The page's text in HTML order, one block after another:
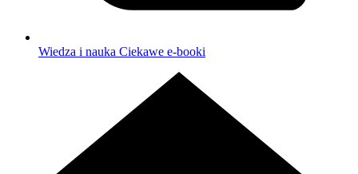
Wiedza i nauka Ciekawe e-booki